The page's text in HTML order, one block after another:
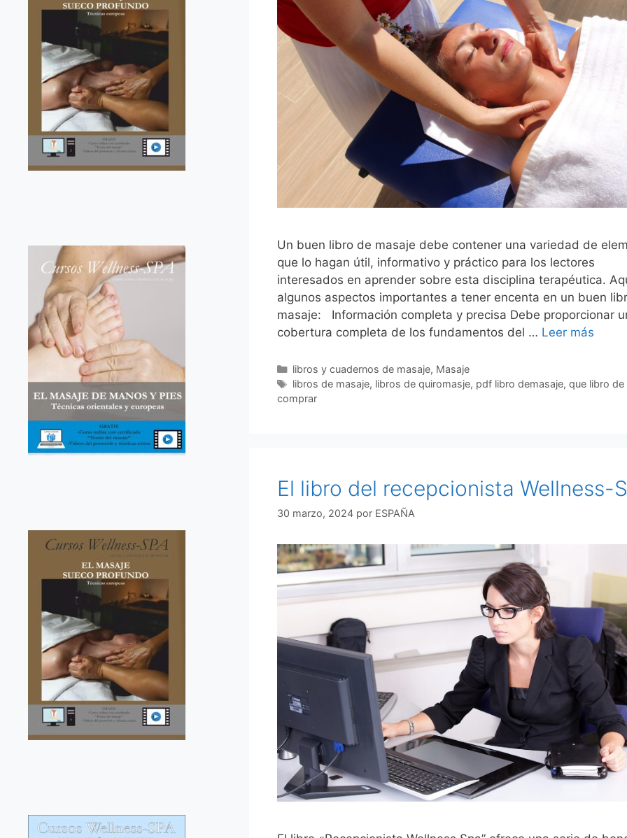
Un buen libro de masaje debe contener una variedad de
que lo hagan útil, informativo y práctico para los lectores
interesados en aprender sobre esta disciplina terapéutica.
algunos aspectos importantes a tener encenta en un buen
masaje: Información completa y precisa Debe proporcionar
cobertura completa de los fundamentos del … Leer más
Categorías
libros y cuadernos de masaje, Masaje
Etiquetas
libros de masaje, libros de quiromasje, pdf libro demasaje, que libro de
comprar
El libro del recepcionista Wellness-
30 marzo, 2024 por ESPAÑA